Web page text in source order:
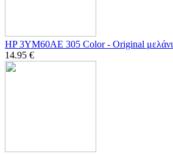
HP 3YM60AE 305 Color - Original μελάνι
14.95 €